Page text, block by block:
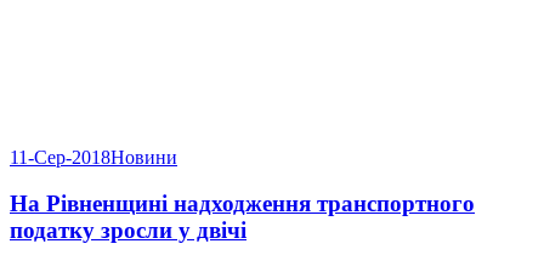
11-Сер-2018Новини
На Рівненщині надходження транспортного
податку зросли у двічі